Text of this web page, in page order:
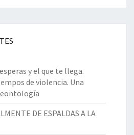
y el que te llega.
de violencia. Una
DE ESPALDAS A LA